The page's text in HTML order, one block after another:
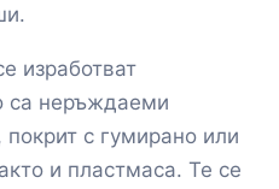
изработват
са неръждаеми
с гумирано или
и пластмаса. Те се